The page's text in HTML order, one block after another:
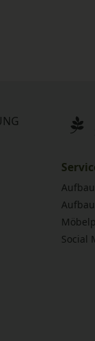
Social